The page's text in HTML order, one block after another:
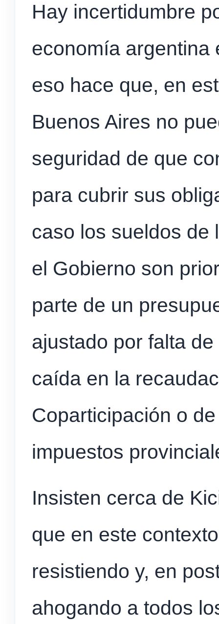
Hay incertidumbre
economía argentina
eso hace que, en
Buenos Aires no
seguridad de que
para cubrir sus
caso los sueldos de
el Gobierno son
parte de un
ajustado por falta
caída en la
Coparticipación o
impuestos
Insisten cerca de
que en este
resistiendo y, en
ahogando a todos